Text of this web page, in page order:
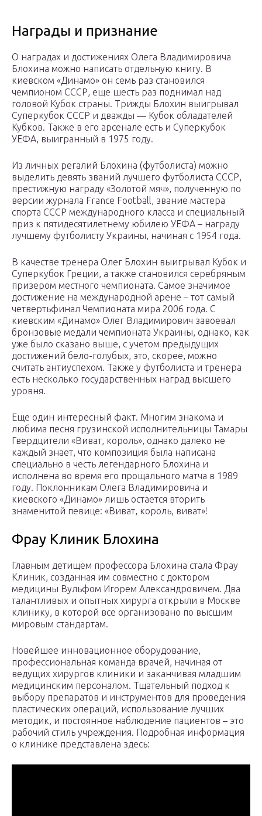
Награды и признание
О наградах и достижениях Олега Владимировича
Блохина можно написать отдельную книгу. В
киевском «Динамо» он семь раз становился
чемпионом СССР, еще шесть раз поднимал над
головой Кубок страны. Трижды Блохин выигрывал
Суперкубок СССР и дважды — Кубок обладателей
Кубков. Также в его арсенале есть и Суперкубок
УЕФА, выигранный в 1975 году.
Из личных регалий Блохина (футболиста) можно
выделить девять званий лучшего футболиста СССР,
престижную награду «Золотой мяч», полученную по
версии журнала France Football, звание мастера
спорта СССР международного класса и специальный
приз к пятидесятилетнему юбилею УЕФА – награду
лучшему футболисту Украины, начиная с 1954 года.
В качестве тренера Олег Блохин выигрывал Кубок и
Суперкубок Греции, а также становился серебряным
призером местного чемпионата. Самое значимое
достижение на международной арене – тот самый
четвертьфинал Чемпионата мира 2006 года. С
киевским «Динамо» Олег Владимирович завоевал
бронзовые медали чемпионата Украины, однако, как
уже было сказано выше, с учетом предыдущих
достижений бело-голубых, это, скорее, можно
считать антиуспехом. Также у футболиста и тренера
есть несколько государственных наград высшего
уровня.
Еще один интересный факт. Многим знакома и
любима песня грузинской исполнительницы Тамары
Гвердцители «Виват, король», однако далеко не
каждый знает, что композиция была написана
специально в честь легендарного Блохина и
исполнена во время его прощального матча в 1989
году. Поклонникам Олега Владимировича и
киевского «Динамо» лишь остается вторить
знаменитой певице: «Виват, король, виват»!
Фрау Клиник Блохина
Главным детищем профессора Блохина стала Фрау
Клиник, созданная им совместно с доктором
медицины Вульфом Игорем Александровичем. Два
талантливых и опытных хирурга открыли в Москве
клинику, в которой все организовано по высшим
мировым стандартам.
Новейшее инновационное оборудование,
профессиональная команда врачей, начиная от
ведущих хирургов клиники и заканчивая младшим
медицинским персоналом. Тщательный подход к
выбору препаратов и инструментов для проведения
пластических операций, использование лучших
методик, и постоянное наблюдение пациентов – это
рабочий стиль учреждения. Подробная информация
о клинике представлена здесь: